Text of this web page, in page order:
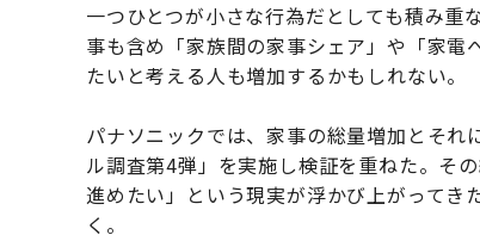
一つひとつが小さな行為だとしても積み重
事も含め「家族間の家事シェア」や「家
たいと考える人も増加するかもしれない。
パナソニックでは、家事の総量増加とそ
ル調査第4弾」を実施し検証を重ねた。そ
進めたい」という現実が浮かび上がってき
く。